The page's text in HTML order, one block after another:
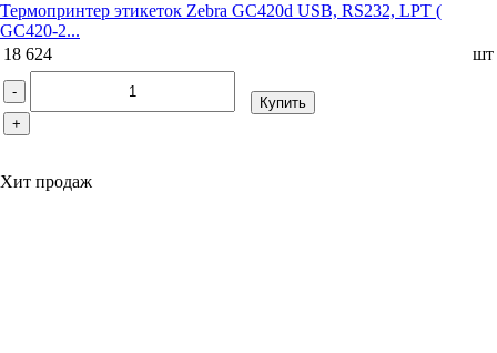
Термопринтер этикеток Zebra GC420d USB, RS232, LPT (
GC420-2...
18 624
шт
-
+
Купить
Хит продаж